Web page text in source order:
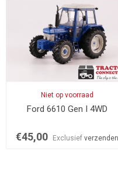
Niet op voorraad
Ford 6610 Gen I 4WD
€45,00 Exclusief verzenden